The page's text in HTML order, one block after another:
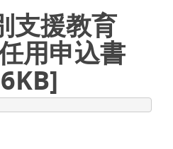
支援教育
用申込書